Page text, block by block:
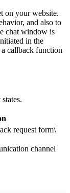
on your website.
and also to
chat window is
in the
callback function
request form\
channel